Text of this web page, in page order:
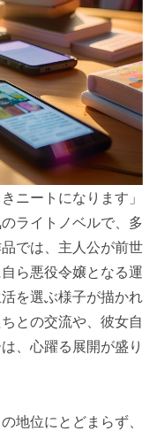
ニートになります」
ライトノベルで、多
では、主人公が前世
ら悪役令嬢となる運
を選ぶ様子が描かれ
との交流や、彼女自
、心躍る展開が盛り
地位にとどまらず、